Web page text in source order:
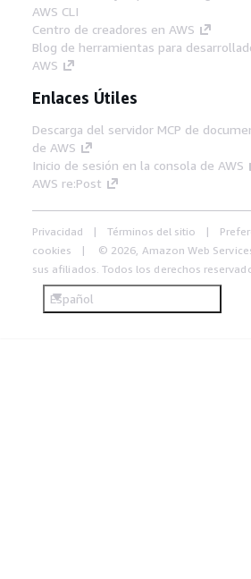
AWS CLI
Centro de creadores en AWS
Blog de herramientas para
AWS
Enlaces Útiles
Descarga del servidor MCP de
de AWS
Inicio de sesión en la consola de AWS
AWS re:Post
Privacidad Términos del sitio
cookies
© 2026, Amazon Web
sus afiliados. Todos los derechos
Español